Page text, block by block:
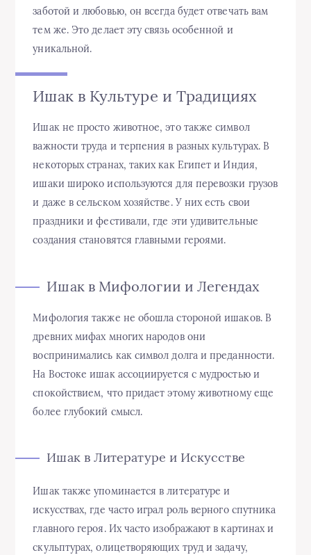
заботой и любовью, он всегда будет отвечать вам
тем же. Это делает эту связь особенной и
уникальной.
Ишак в Культуре и Традициях
Ишак не просто животное, это также символ
важности труда и терпения в разных культурах. В
некоторых странах, таких как Египет и Индия,
ишаки широко используются для перевозки грузов
и даже в сельском хозяйстве. У них есть свои
праздники и фестивали, где эти удивительные
создания становятся главными героями.
Ишак в Мифологии и Легендах
Мифология также не обошла стороной ишаков. В
древних мифах многих народов они
воспринимались как символ долга и преданности.
На Востоке ишак ассоциируется с мудростью и
спокойствием, что придает этому животному еще
более глубокий смысл.
Ишак в Литературе и Искусстве
Ишак также упоминается в литературе и
искусствах, где часто играл роль верного спутника
главного героя. Их часто изображают в картинах и
скульптурах, олицетворяющих труд и задачу,